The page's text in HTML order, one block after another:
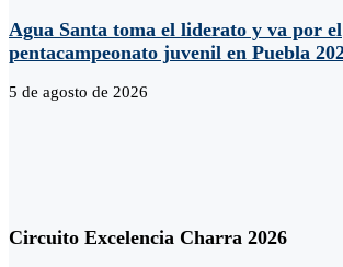
Agua Santa toma el liderato y va por el
pentacampeonato juvenil en Puebla
5 de agosto de 2026
Circuito Excelencia Charra 2026